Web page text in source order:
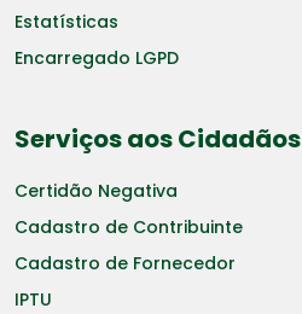
Estatísticas
Encarregado LGPD
Serviços aos Cidadãos
Certidão Negativa
Cadastro de Contribuinte
Cadastro de Fornecedor
IPTU